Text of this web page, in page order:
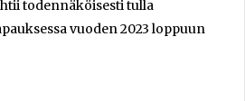
todennäköisesti tulla
vuoden 2023 loppuun